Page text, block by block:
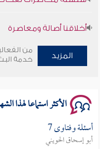
أخلاقنا أصالة ومعاصرة
وأمنهم من خوف 9
المزيد
من
خدمة
الأكثر استماعا لهذا
أسئلة وفتاوى 7
أبو إسحاق الحويني